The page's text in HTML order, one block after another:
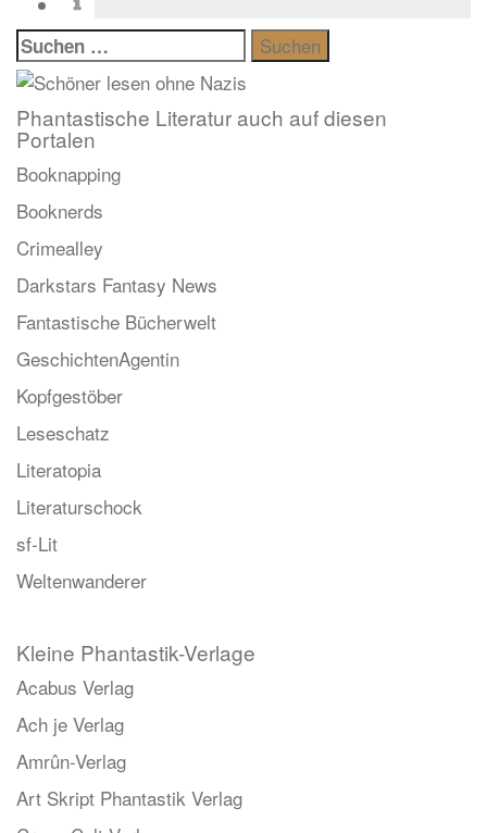
Suchen
nach:
Phantastische Literatur auch auf diesen
Portalen
Booknapping
Booknerds
Crimealley
Darkstars Fantasy News
Fantastische Bücherwelt
GeschichtenAgentin
Kopfgestöber
Leseschatz
Literatopia
Literaturschock
sf-Lit
Weltenwanderer
Kleine Phantastik-Verlage
Acabus Verlag
Ach je Verlag
Amrûn-Verlag
Art Skript Phantastik Verlag